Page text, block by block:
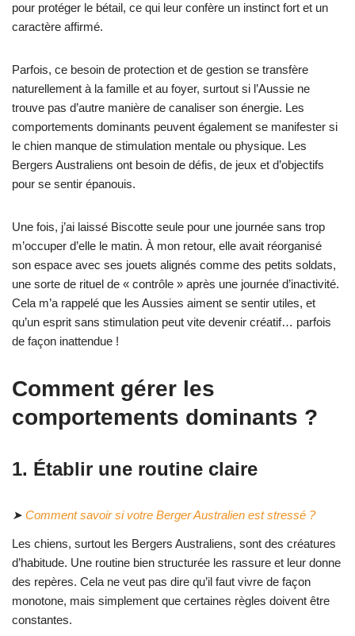
pour protéger le bétail, ce qui leur confère un instinct fort et un
caractère affirmé.
Parfois, ce besoin de protection et de gestion se transfère
naturellement à la famille et au foyer, surtout si l’Aussie ne
trouve pas d’autre manière de canaliser son énergie. Les
comportements dominants peuvent également se manifester si
le chien manque de stimulation mentale ou physique. Les
Bergers Australiens ont besoin de défis, de jeux et d’objectifs
pour se sentir épanouis.
Une fois, j’ai laissé Biscotte seule pour une journée sans trop
m’occuper d’elle le matin. À mon retour, elle avait réorganisé
son espace avec ses jouets alignés comme des petits soldats,
une sorte de rituel de « contrôle » après une journée d’inactivité.
Cela m’a rappelé que les Aussies aiment se sentir utiles, et
qu’un esprit sans stimulation peut vite devenir créatif… parfois
de façon inattendue !
Comment gérer les
comportements dominants ?
1. Établir une routine claire
➤ Comment savoir si votre Berger Australien est stressé ?
Les chiens, surtout les Bergers Australiens, sont des créatures
d’habitude. Une routine bien structurée les rassure et leur donne
des repères. Cela ne veut pas dire qu’il faut vivre de façon
monotone, mais simplement que certaines règles doivent être
constantes.